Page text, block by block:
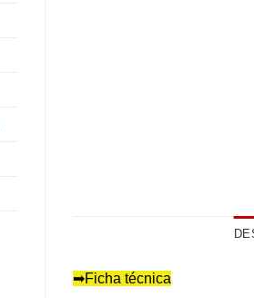
➡Ficha técnica